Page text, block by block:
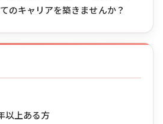
のキャリアを築きませんか？
以上ある方